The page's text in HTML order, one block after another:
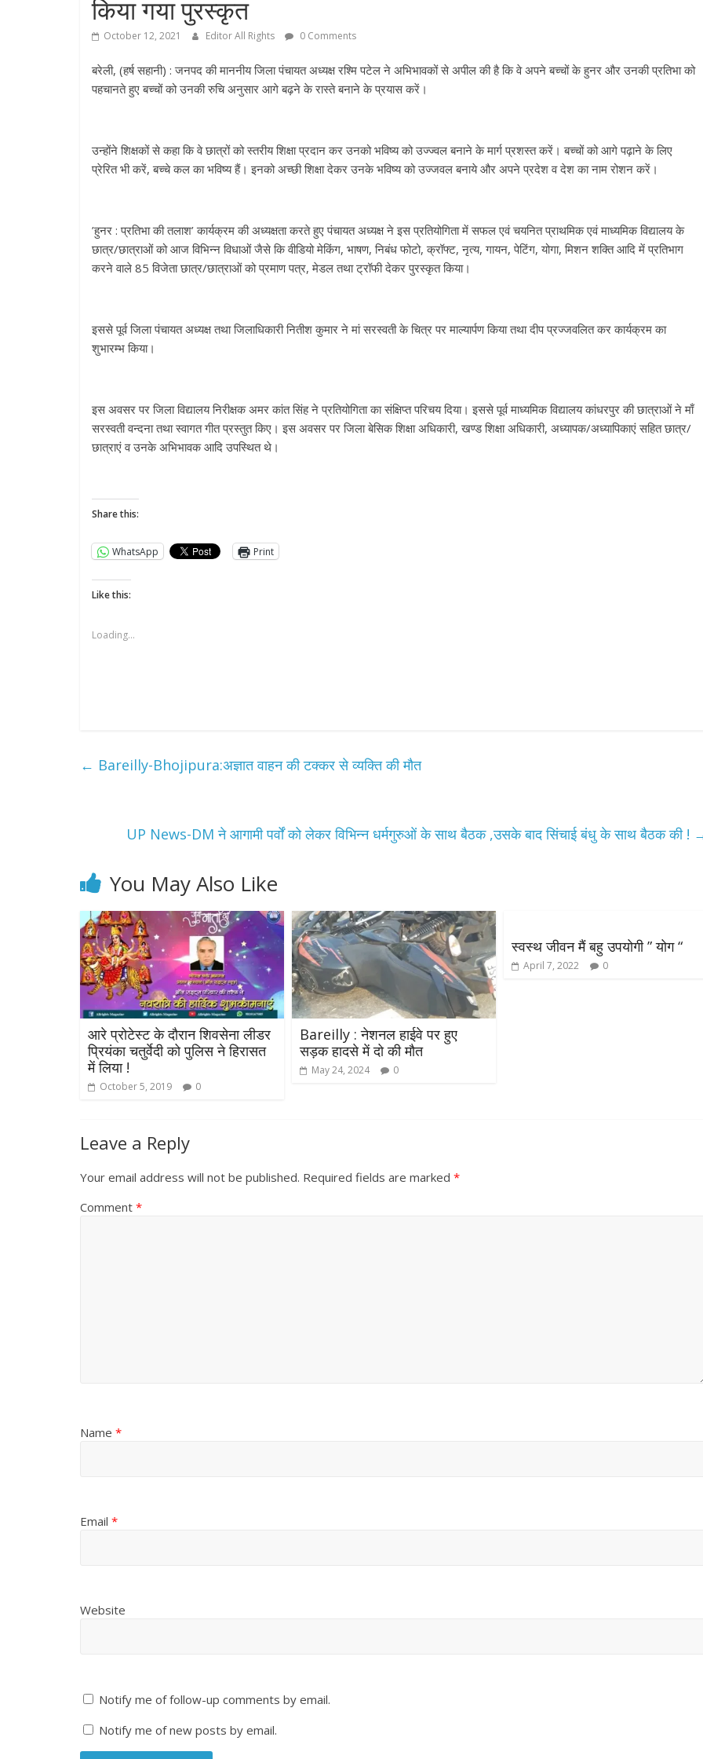
किया गया पुरस्कृत
October 12, 2021 Editor All Rights 0 Comments
बरेली, (हर्ष सहानी) : जनपद की माननीय जिला पंचायत अध्यक्ष रश्मि पटेल ने अभिभावकों से अपील की है कि वे अपने बच्चों के हुनर और उनकी प्रतिभा को
पहचानते हुए बच्चों को उनकी रुचि अनुसार आगे बढ़ने के रास्ते बनाने के प्रयास करें।
उन्होंने शिक्षकों से कहा कि वे छात्रों को स्तरीय शिक्षा प्रदान कर उनको भविष्य को उज्ज्वल बनाने के मार्ग प्रशस्त करें। बच्चों को आगे पढ़ाने के लिए
प्रेरित भी करें, बच्चे कल का भविष्य हैं। इनको अच्छी शिक्षा देकर उनके भविष्य को उज्जवल बनाये और अपने प्रदेश व देश का नाम रोशन करें।
’हुनर : प्रतिभा की तलाश’ कार्यक्रम की अध्यक्षता करते हुए पंचायत अध्यक्ष ने इस प्रतियोगिता में सफल एवं चयनित प्राथमिक एवं माध्यमिक विद्यालय के
छात्र/छात्राओं को आज विभिन्न विधाओं जैसे कि वीडियो मेकिंग, भाषण, निबंध फोटो, क्रॉफ्ट, नृत्य, गायन, पेटिंग, योगा, मिशन शक्ति आदि में प्रतिभाग
करने वाले 85 विजेता छात्र/छात्राओं को प्रमाण पत्र, मेडल तथा ट्रॉफी देकर पुरस्कृत किया।
इससे पूर्व जिला पंचायत अध्यक्ष तथा जिलाधिकारी नितीश कुमार ने मां सरस्वती के चित्र पर माल्यार्पण किया तथा दीप प्रज्जवलित कर कार्यक्रम का
शुभारम्भ किया।
इस अवसर पर जिला विद्यालय निरीक्षक अमर कांत सिंह ने प्रतियोगिता का संक्षिप्त परिचय दिया। इससे पूर्व माध्यमिक विद्यालय कांधरपुर की छात्राओं ने माँ
सरस्वती वन्दना तथा स्वागत गीत प्रस्तुत किए। इस अवसर पर जिला बेसिक शिक्षा अधिकारी, खण्ड शिक्षा अधिकारी, अध्यापक/अध्यापिकाएं सहित छात्र/
छात्राएं व उनके अभिभावक आदि उपस्थित थे।
Share this:
WhatsApp Print
Like this:
Loading...
← Bareilly-Bhojipura:अज्ञात वाहन की टक्कर से व्यक्ति की मौत
UP News-DM ने आगामी पर्वों को लेकर विभिन्न धर्मगुरुओं के साथ बैठक ,उसके बाद सिंचाई बंधु के साथ बैठक की !
You May Also Like
आरे प्रोटेस्ट के दौरान शिवसेना लीडर
प्रियंका चतुर्वेदी को पुलिस ने हिरासत
में लिया !
October 5, 2019 0
Bareilly : नेशनल हाईवे पर हुए
सड़क हादसे में दो की मौत
May 24, 2024 0
स्वस्थ जीवन मैं बहु उपयोगी ” योग “
April 7, 2022 0
Leave a Reply
Your email address will not be published. Required fields are marked *
Comment *
Name *
Email *
Website
Notify me of follow-up comments by email.
Notify me of new posts by email.